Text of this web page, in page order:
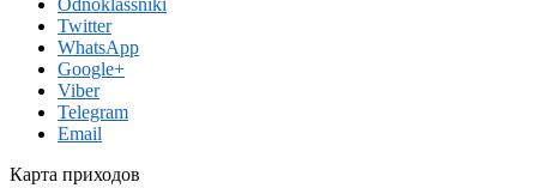
Odnoklassniki
Twitter
WhatsApp
Google+
Viber
Telegram
Email
Карта приходов